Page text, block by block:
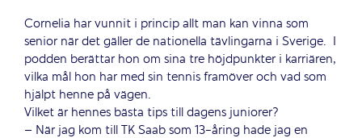
Cornelia har vunnit i princip allt man kan vinna som
senior när det gäller de nationella tävlingarna i Sverige. I
podden berättar hon om sina tre höjdpunkter i karriären,
vilka mål hon har med sin tennis framöver och vad som
hjälpt henne på vägen.
Vilket är hennes bästa tips till dagens juniorer?
– När jag kom till TK Saab som 13-åring hade jag en